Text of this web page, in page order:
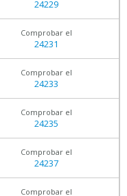
24229
Comprobar el
24231
Comprobar el
24233
Comprobar el
24235
Comprobar el
24237
Comprobar el